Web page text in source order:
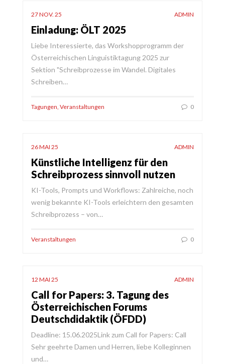
27 NOV. 25 ADMIN
Einladung: ÖLT 2025
Liebe Interessierte, das Workshopprogramm der
Österreichischen Linguistiktagung 2025 zur
Sektion "Schreibprozesse im Wandel. Digitales
Schreiben…
Tagungen, Veranstaltungen 0
26 MAI 25 ADMIN
Künstliche Intelligenz für den
Schreibprozess sinnvoll nutzen
KI-Tools, Prompts und Workflows: Zahlreiche, noch
wenig bekannte KI-Tools erleichtern den gesamten
Schreibprozess – von…
Veranstaltungen 0
12 MAI 25 ADMIN
Call for Papers: 3. Tagung des
Österreichischen Forums
Deutschdidaktik (ÖFDD)
Deadline: 15.06.2025Link zum Call for Papers: Call
Sehr geehrte Damen und Herren, liebe Kolleginnen
und…